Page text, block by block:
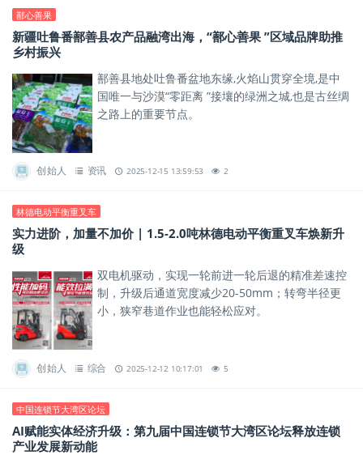
鄯心善果
新疆吐鲁番鄯善县农产品融湾出海，“鄯心善果 ”区域品牌助推
乡村振兴
鄯善县地处吐鲁番盆地东缘,火焰山贯穿全境,是中
国唯一与沙漠“零距离 ”接壤的绿洲之城,也是古丝绸
之路上的重要节点。
创始人 资讯 2025-12-15 13:59:53 2
林德电动平衡重叉车
实力进阶，加量不加价 | 1.5-2.0吨林德电动平衡重叉车焕新升
级
双电机驱动，实现一轮前进一轮后退的精准差速控
制，升级后通道宽度减少20-50mm；转弯半径更
小，狭窄巷道作业也能轻松应对。
创始人 综合 2025-12-12 10:17:01 5
中国连锁节大湾区论坛
AI赋能实体经济升级：第九届中国连锁节大湾区论坛释放连锁
产业发展新动能